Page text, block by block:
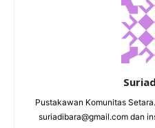
Pustakawan Komunitas
suriadibara@gmail.com dan